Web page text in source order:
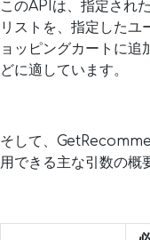
このAPIは、指定され
リストを、指定したユ
ョッピングカートに
どに適しています。
そして、
用できる主な引数の概